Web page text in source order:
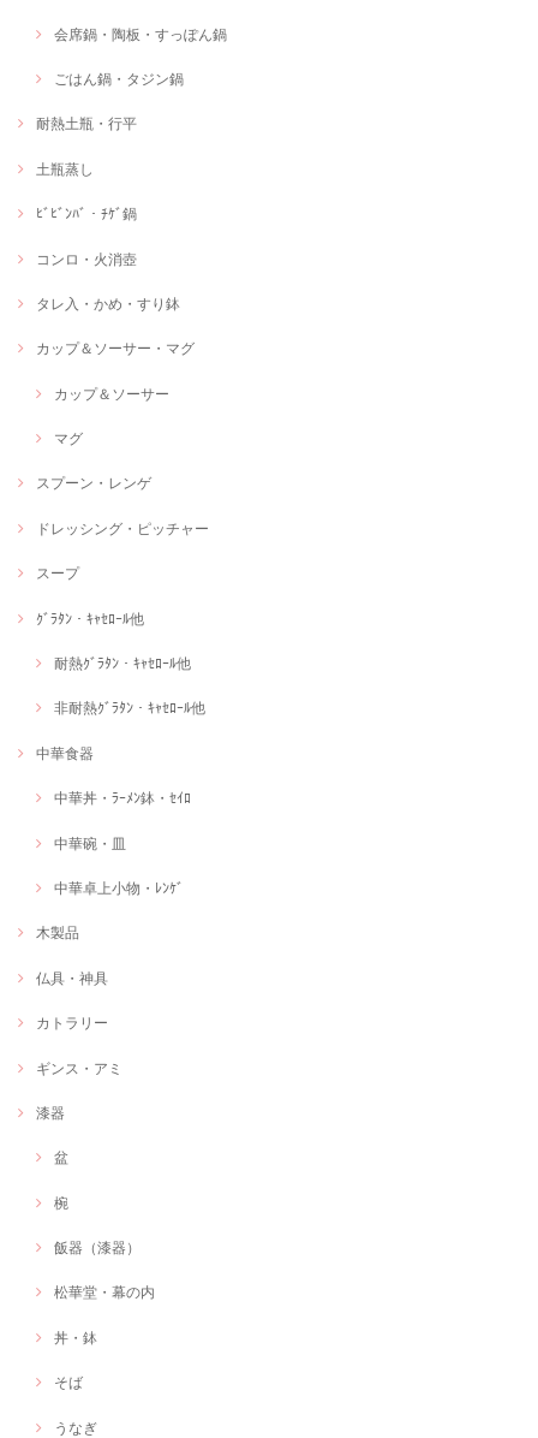
会席鍋・陶板・すっぽん鍋
ごはん鍋・タジン鍋
耐熱土瓶・行平
土瓶蒸し
ﾋﾞﾋﾞﾝﾊﾞ・ﾁｹﾞ鍋
コンロ・火消壺
タレ入・かめ・すり鉢
カップ＆ソーサー・マグ
カップ＆ソーサー
マグ
スプーン・レンゲ
ドレッシング・ピッチャー
スープ
ｸﾞﾗﾀﾝ・ｷｬｾﾛｰﾙ他
耐熱ｸﾞﾗﾀﾝ・ｷｬｾﾛｰﾙ他
非耐熱ｸﾞﾗﾀﾝ・ｷｬｾﾛｰﾙ他
中華食器
中華丼・ﾗｰﾒﾝ鉢・ｾｲﾛ
中華碗・皿
中華卓上小物・ﾚﾝｹﾞ
木製品
仏具・神具
カトラリー
ギンス・アミ
漆器
盆
椀
飯器（漆器）
松華堂・幕の内
丼・鉢
そば
うなぎ